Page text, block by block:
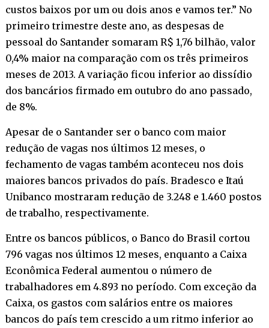
custos baixos por um ou dois anos e vamos ter.” No
primeiro trimestre deste ano, as despesas de
pessoal do Santander somaram R$ 1,76 bilhão, valor
0,4% maior na comparação com os três primeiros
meses de 2013. A variação ficou inferior ao dissídio
dos bancários firmado em outubro do ano passado,
de 8%.
Apesar de o Santander ser o banco com maior
redução de vagas nos últimos 12 meses, o
fechamento de vagas também aconteceu nos dois
maiores bancos privados do país. Bradesco e Itaú
Unibanco mostraram redução de 3.248 e 1.460 postos
de trabalho, respectivamente.
Entre os bancos públicos, o Banco do Brasil cortou
796 vagas nos últimos 12 meses, enquanto a Caixa
Econômica Federal aumentou o número de
trabalhadores em 4.893 no período. Com exceção da
Caixa, os gastos com salários entre os maiores
bancos do país tem crescido a um ritmo inferior ao